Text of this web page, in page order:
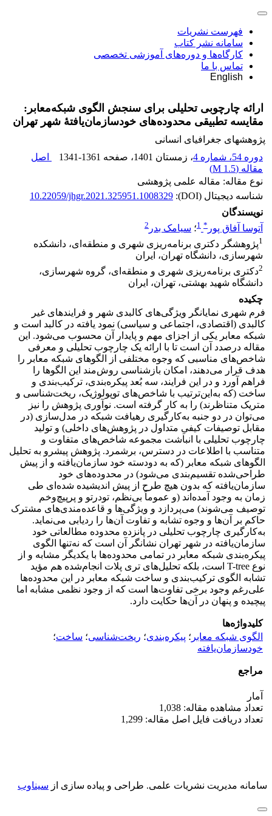
فهرست نشریات
سامانه نشر کتاب
کارگاه‌ها و دوره‌های آموزشی تخصصی
تماس با ما
English
ارائه چارچوبی تحلیلی برای سنجش الگوی شبکه‌معابر:
مقایسه تطبیقی محدوده‌های خودسازمان‌یافتۀ‌ شهر تهران
پژوهشهای جغرافیای انسانی
دوره 54، شماره 4
، زمستان 1401 ، صفحه 1341-1361
اصل
مقاله (1.5 M
)
نوع مقاله: مقاله علمی پژوهشی
شناسه دیجیتال (DOI):
10.22059/jhgr.2021.325951.1008329
نویسندگان
آتوسا آفاق پور *
1؛ سیامک بدر 2
1پژوهشگر دکتری برنامه‌ریزی شهری و منطقه‌ای، دانشکده
شهرسازی، دانشگاه تهران، ایران
2دکتری برنامه‌ریزی شهری و منطقه‌ای، گروه شهرسازی،
دانشگاه شهید بهشتی، تهران، ایران
چکیده
فرم شهری نمایانگر ویژگی‌های کالبدی شهر و فرایندهای غیر
کالبدی (اقتصادی، اجتماعی و سیاسی) نمود یافته در کالبد است و
شبکه معابر یکی از اجزای مهم و پایدار آن محسوب می‌شود. این
مقاله درصدد آن است تا با ارائه یک چارچوب تحلیلی و معرفی
شاخص‌های مناسبی که وجوه مختلفی از الگوهای شبکه معابر را
هدف قرار می‌دهند، امکان بازشناسی روش‌مند این الگوها را
فراهم آورد و در این فرایند، سه بُعد پیکره‌بندی، ترکیب‌بندی و
ساخت (که به‌این‌ترتیب با شاخص‌های توپولوژیک، ریخت‌شناسی و
متریک متناظرند) را به کار گرفته است. نوآوری پژوهش را نیز
می‌توان در دو جنبه به‌کارگیری رهیافت شبکه در مدل‌سازی (در
مقابل توصیفات کیفیِ متداول در پژوهش‌های داخلی) و تولید
چارچوب تحلیلی با انباشت مجموعه شاخص‌های متفاوت و
متناسب با اطلاعات در دسترس، برشمرد. پژوهش پیشرو به تحلیل
الگوهای شبکه معابر (که به دودسته خود سازمان‌یافته و از پیش
طراحی‌شده تقسیم‌بندی می‌شود) در محدوده‌های خود
سازمان‌یافته که بدون هیچ طرح از پیش اندیشیده شده‌ای طی
زمان به وجود آمده‌اند (و عموماً بی‌نظم، تودرتو و پرپیچ‌وخم
توصیف می‌شوند) می‌پردازد و ویژگی‌ها و قاعده‌مندی‌های مشترک
حاکم بر آن‌ها و وجوه تشابه و تفاوت آن‌ها را ردیابی می‌نماید.
به‌کارگیری چارچوب تحلیلی در پانزده محدوده مطالعاتی خود
سازمان‌یافته در شهر تهران نشانگر آن است که نه‌تنها الگوی
پیکره‌بندی شبکه معابر در تمامی محدوده‌ها با یکدیگر مشابه و از
نوع T-tree است، بلکه تحلیل‌های تری پلات انجام‌شده هم مؤید
تشابه الگوی ترکیب‌بندی و ساخت شبکه معابر در این محدوده‌ها
علی‌رغم وجود برخی تفاوت‌ها است که از وجود نظمی مشابه اما
پیچیده و پنهان در آن‌ها حکایت دارد.
کلیدواژه‌ها
الگوی شبکه معابر ؛ پیکره‌بندی؛ ریخت‌شناسی؛ ساخت؛
خودسازمان‌یافته
مراجع
آمار
تعداد مشاهده مقاله: 1,038
تعداد دریافت فایل اصل مقاله: 1,299
سامانه مدیریت نشریات علمی. طراحی و پیاده سازی از سیناوب